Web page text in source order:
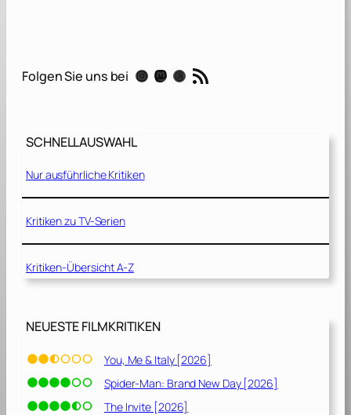
l
l
i
n
i
0
1
]
Folgen Sie uns bei Instagram Mastodon Threads RSS-Feed
SCHNELLAUSWAHL
Nur ausführliche Kritiken
Kritiken zu TV-Serien
Kritiken-Übersicht A-Z
NEUESTE FILMKRITIKEN
You, Me & Italy [2026]
Spider-Man: Brand New Day [2026]
The Invite [2026]